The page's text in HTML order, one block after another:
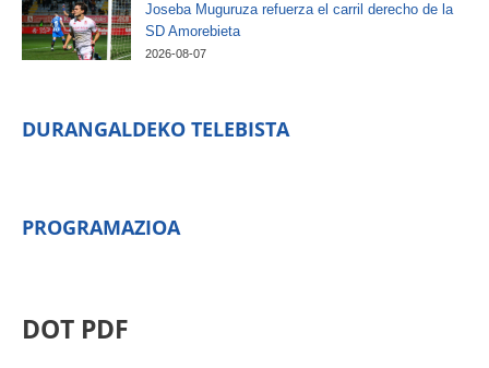
Joseba Muguruza refuerza el carril derecho de la
SD Amorebieta
2026-08-07
DURANGALDEKO TELEBISTA
PROGRAMAZIOA
DOT PDF